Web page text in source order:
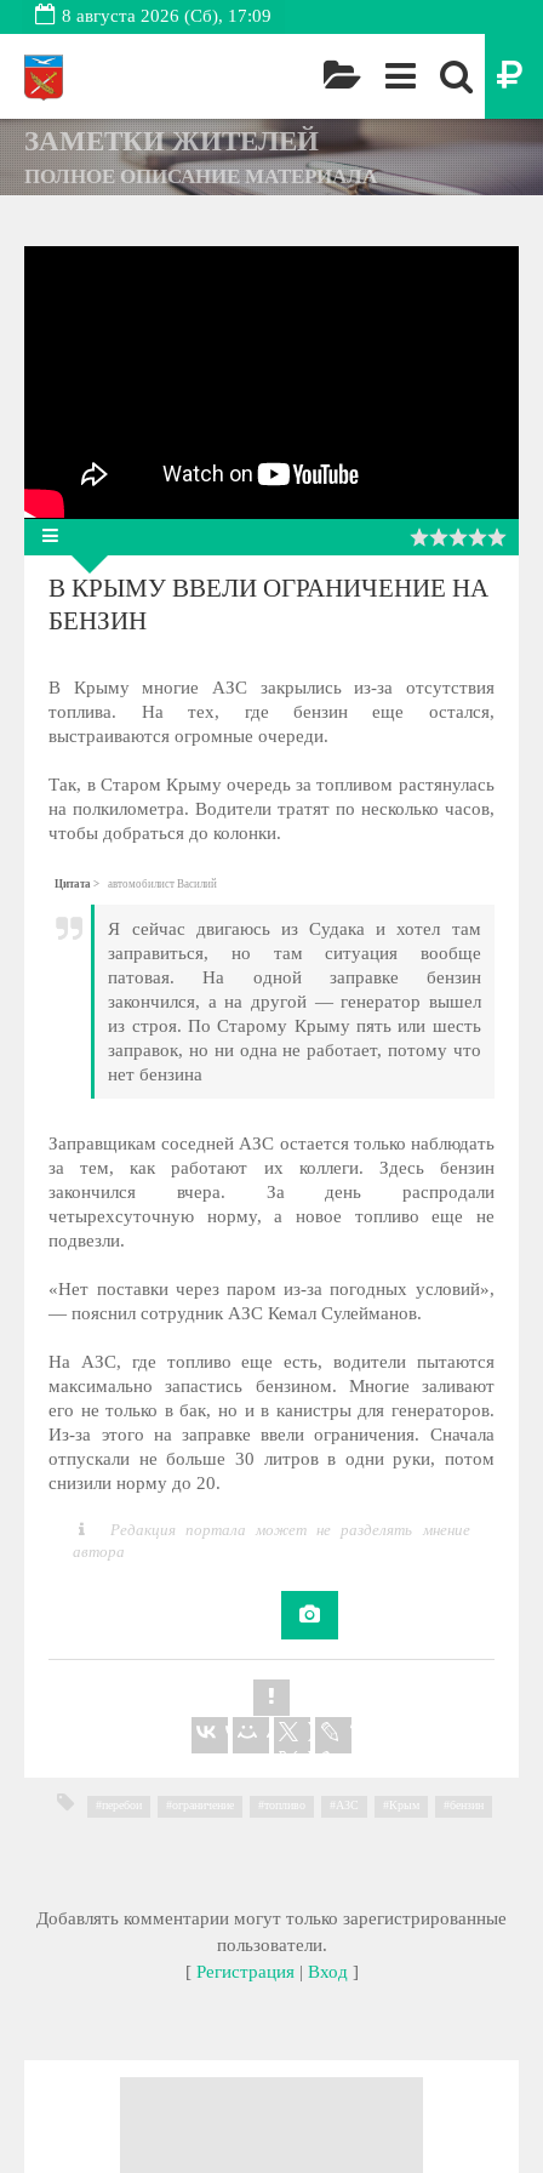
8 августа 2026 (Сб), 17:09
ЗАМЕТКИ ЖИТЕЛЕЙ
ПОЛНОЕ ОПИСАНИЕ МАТЕРИАЛА
В КРЫМУ ВВЕЛИ ОГРАНИЧЕНИЕ НА
БЕНЗИН
В Крыму многие АЗС закрылись из-за отсутствия
топлива. На тех, где бензин еще остался,
выстраиваются огромные очереди.
Так, в Старом Крыму очередь за топливом растянулась
на полкилометра. Водители тратят по несколько часов,
чтобы добраться до колонки.
Цитата автомобилист Василий
Я сейчас двигаюсь из Судака и хотел там
заправиться, но там ситуация вообще
патовая. На одной заправке бензин
закончился, а на другой — генератор вышел
из строя. По Старому Крыму пять или шесть
заправок, но ни одна не работает, потому что
нет бензина
Заправщикам соседней АЗС остается только наблюдать
за тем, как работают их коллеги. Здесь бензин
закончился вчера. За день распродали
четырехсуточную норму, а новое топливо еще не
подвезли.
«Нет поставки через паром из-за погодных условий»,
— пояснил сотрудник АЗС Кемал Сулейманов.
На АЗС, где топливо еще есть, водители пытаются
максимально запастись бензином. Многие заливают
его не только в бак, но и в канистры для генераторов.
Из-за этого на заправке ввели ограничения. Сначала
отпускали не больше 30 литров в одни руки, потом
снизили норму до 20.
Редакция портала может не разделять мнение
автора
перебои ограничение топливо АЗС Крым бензин
Добавлять комментарии могут только зарегистрированные
пользователи.
[ Регистрация| Вход]